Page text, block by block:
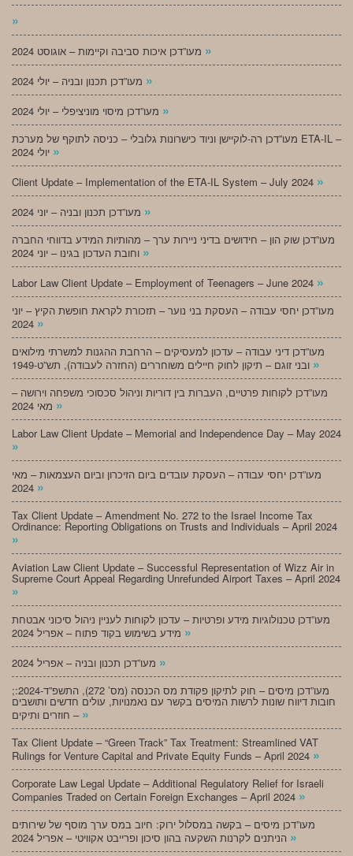
»
»
»
»
מעו”דכן רה-לוקיישן וניוד כישרונות גלובלי – כניסה לתוקף של מערכת ETA-IL –
»
Client Update – Implementation of the ETA-IL System – July 2024 »
»
מעו”דכן שוק הון – חידושים בדיני ניירות ערך – מהותיות המידע בדווחי החברה
»
Labor Law Client Update – Employment of Teenagers – June 2024 »
מעו”דכן יחסי עבודה – העסקת בני נוער – תזכורת לקראת חופשת הקיץ – יוני
»
מעו”דכן דיני עבודה – עדכון למעסיקים – הרחבת ההגנות למשרתי מילואים
»
מעו”דכן לקוחות פרטיים, העברות בין דוריות וניהול סכסוכי משפחה וירושה –
»
Labor Law Client Update – Memorial and Independence Day – May 2024
»
מעו”דכן יחסי עבודה – העסקת עובדים ביום הזיכרון וביום העצמאות – מאי
»
Tax Client Update – Amendment No. 272 to the Israel Income Tax
Ordinance: Reporting Obligations on Trusts and Individuals – April 2024
»
Aviation Law Client Update – Successful Representation of Wizz Air in
Supreme Court Appeal Regarding Unrefunded Airport Taxes – April 2024
»
מעו”דכן טכנולוגיות מידע ופרטיות – עדכון לקוחות לעניין ניהול סיכוני אבטחת
»
»
;מעו”דכן מיסים – חוק לתיקון פקודת מס הכנסה (מס’ 272), התשפ”ד-2024:
חובות דיווח שונות לרשות המיסים בקשר עם נאמנויות, עולים חדשים ותושבים
חוזרים ותיקים – »
Tax Client Update – “Green Track” Tax Treatment: Streamlined VAT
Rulings for Venture Capital and Private Equity Funds – April 2024 »
Corporate Law Legal Update – Additional Regulatory Relief for Israeli
Companies Traded on Certain Foreign Exchanges – April 2024 »
מעו”דכן מיסים – בקשה במסלול ירוק: חיוב במס ערך מוסף של שירותים
»